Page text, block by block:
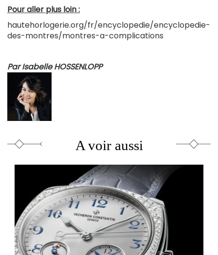
Pour aller plus loin :
hautehorlogerie.org/fr/encyclopedie/encyclopedie-
des-montres/montres-a-complications
Par Isabelle HOSSENLOPP
A voir aussi